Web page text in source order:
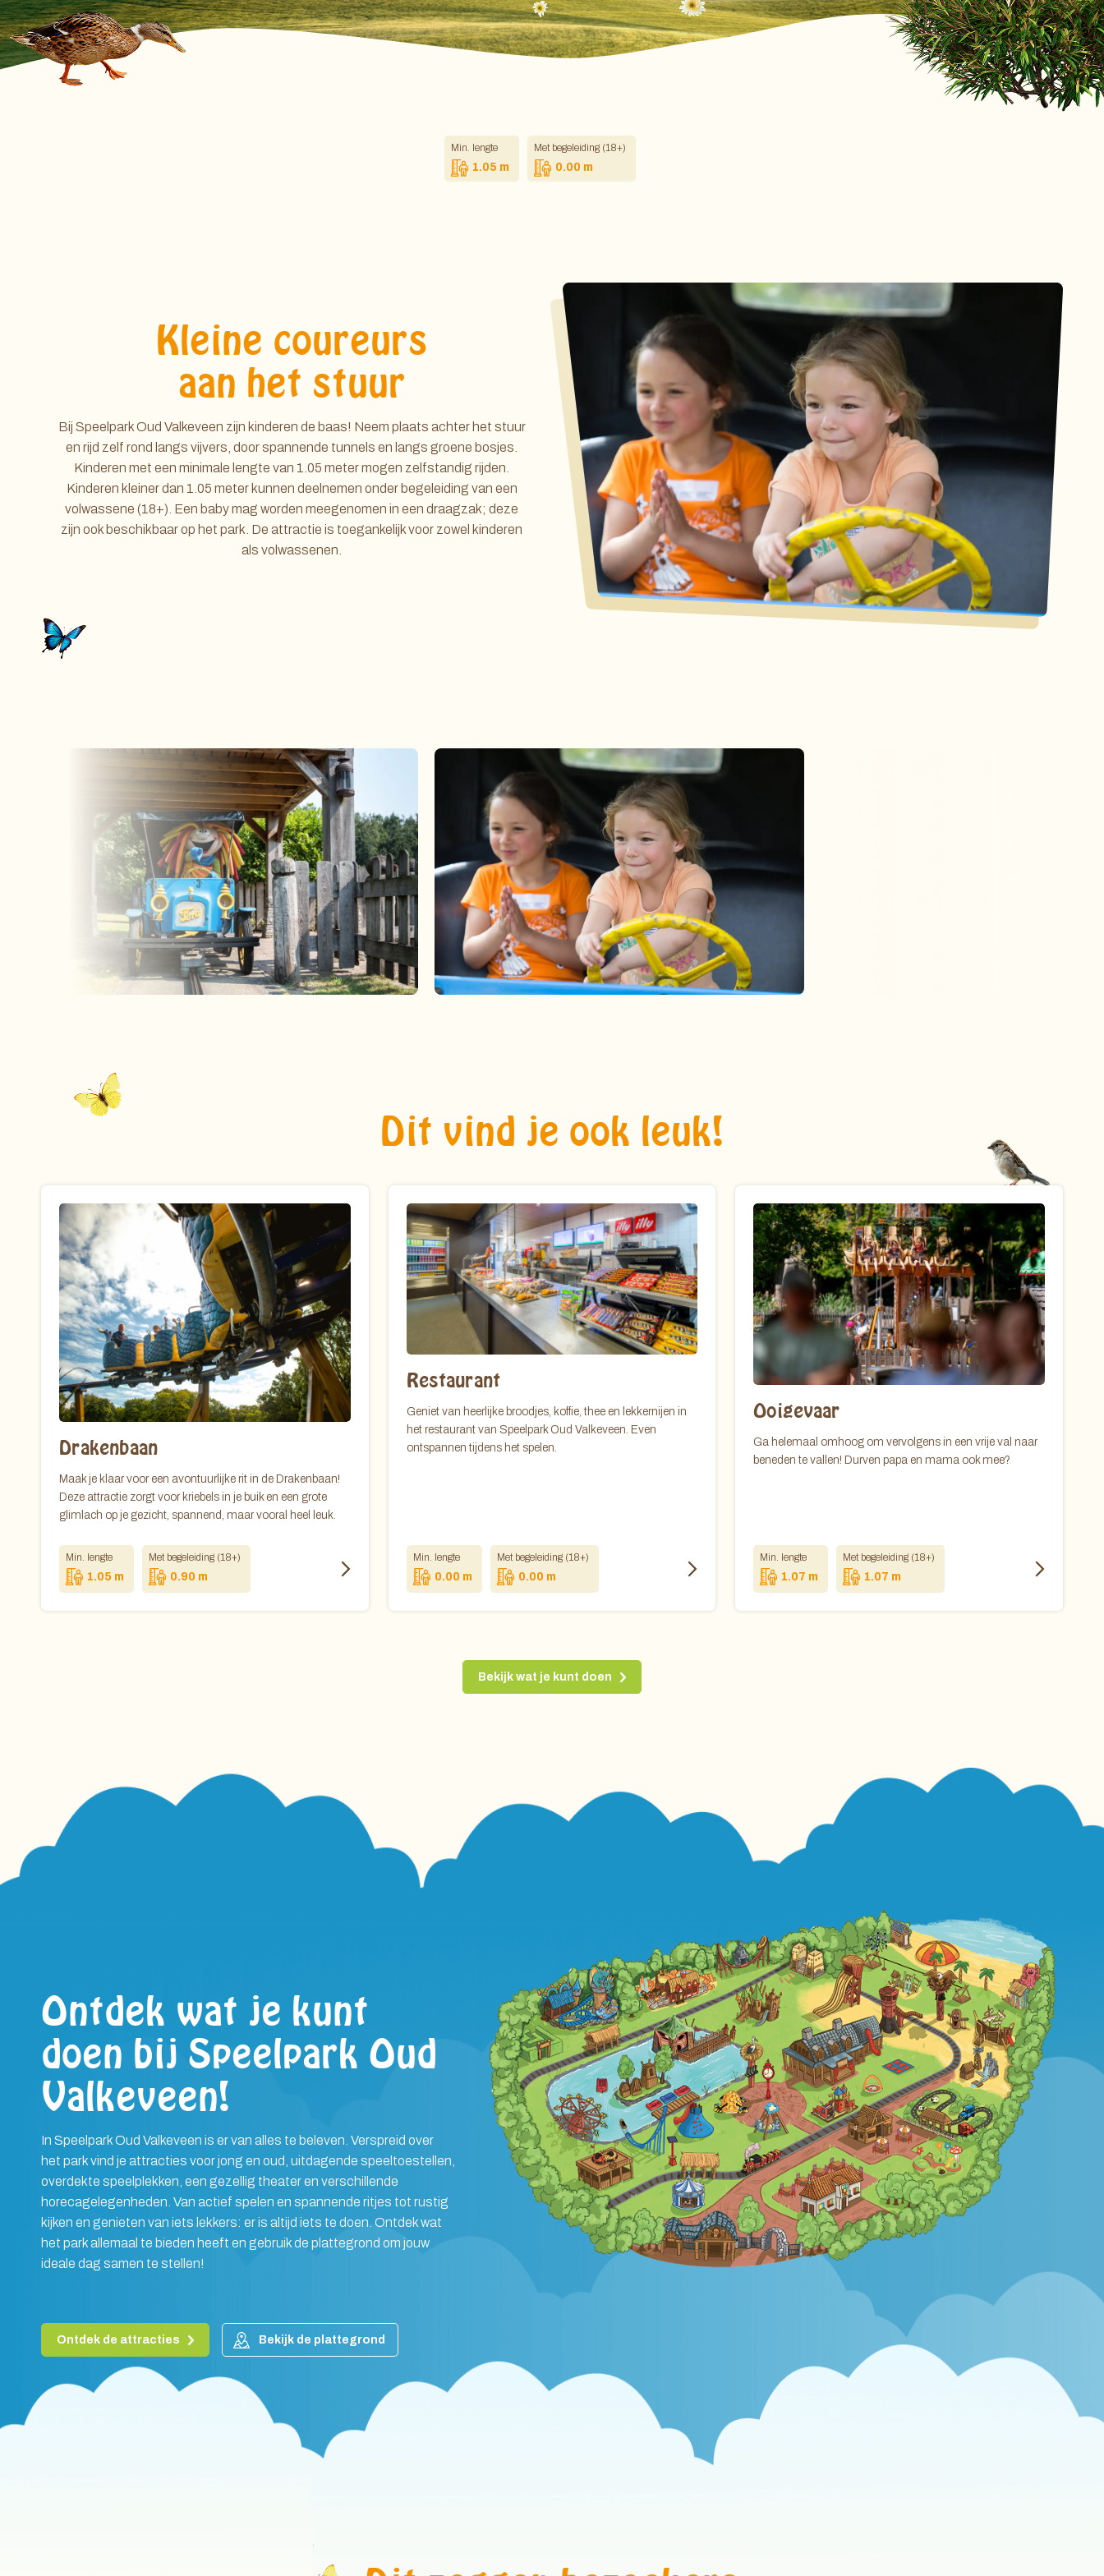
Min. lengte
1.05 m
Met begeleiding (18+)
0.00 m
Kleine coureurs
aan het stuur
Bij Speelpark Oud Valkeveen zijn kinderen de baas! Neem plaats achter het stuur
en rijd zelf rond langs vijvers, door spannende tunnels en langs groene bosjes.
Kinderen met een minimale lengte van 1.05 meter mogen zelfstandig rijden.
Kinderen kleiner dan 1.05 meter kunnen deelnemen onder begeleiding van een
volwassene (18+). Een baby mag worden meegenomen in een draagzak; deze
zijn ook beschikbaar op het park. De attractie is toegankelijk voor zowel kinderen
als volwassenen.
Dit vind je ook leuk!
Drakenbaan
Maak je klaar voor een avontuurlijke rit in de Drakenbaan!
Deze attractie zorgt voor kriebels in je buik en een grote
glimlach op je gezicht, spannend, maar vooral heel leuk.
Min. lengte
1.05 m
Met begeleiding (18+)
0.90 m
Restaurant
Geniet van heerlijke broodjes, koffie, thee en lekkernijen in
het restaurant van Speelpark Oud Valkeveen. Even
ontspannen tijdens het spelen.
Min. lengte
0.00 m
Met begeleiding (18+)
0.00 m
Ooigevaar
Ga helemaal omhoog om vervolgens in een vrije val naar
beneden te vallen! Durven papa en mama ook mee?
Min. lengte
1.07 m
Met begeleiding (18+)
1.07 m
Bekijk wat je kunt doen
Ontdek wat je kunt
doen bij Speelpark Oud
Valkeveen!
In Speelpark Oud Valkeveen is er van alles te beleven. Verspreid over
het park vind je attracties voor jong en oud, uitdagende speeltoestellen,
overdekte speelplekken, een gezellig theater en verschillende
horecagelegenheden. Van actief spelen en spannende ritjes tot rustig
kijken en genieten van iets lekkers: er is altijd iets te doen. Ontdek wat
het park allemaal te bieden heeft en gebruik de plattegrond om jouw
ideale dag samen te stellen!
Ontdek de attracties Bekijk de plattegrond